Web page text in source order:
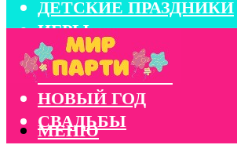
ДЕТСКИЕ ПРАЗДНИКИ
ИГРЫ
КОНКУРСЫ
КОРПОРАТИВЫ
НОВЫЙ ГОД
СВАДЬБЫ
МЕНЮ